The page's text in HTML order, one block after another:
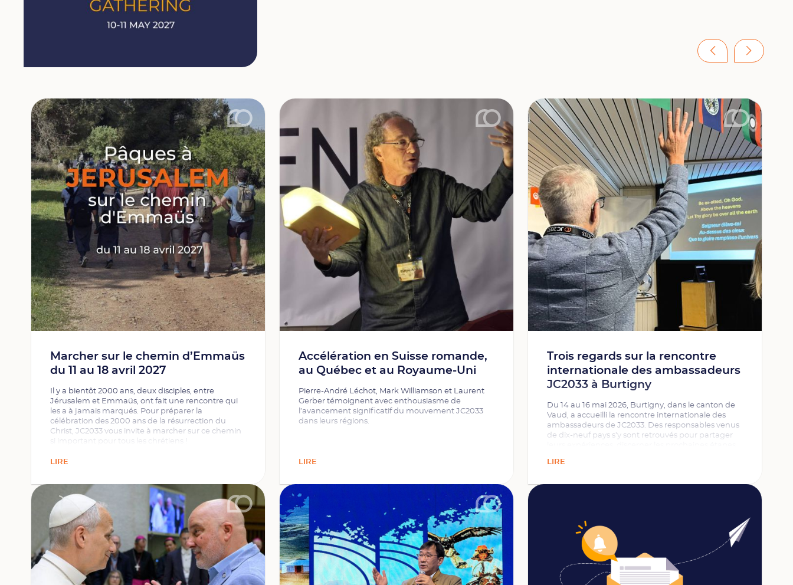
Marcher sur le chemin d’Emmaüs
du 11 au 18 avril 2027
Il y a bientôt 2000 ans, deux disciples, entre
Jérusalem et Emmaüs, ont fait une rencontre qui
les a à jamais marqués. Pour préparer la
célébration des 2000 ans de la résurrection du
Christ, JC2033 vous invite à marcher sur ce chemin
si important pour tous les chrétiens !
LIRE
Accélération en Suisse romande,
au Québec et au Royaume-Uni
Pierre-André Léchot, Mark Williamson et Laurent
Gerber témoignent avec enthousiasme de
l’avancement significatif du mouvement JC2033
dans leurs régions.
LIRE
Trois regards sur la rencontre
internationale des ambassadeurs
JC2033 à Burtigny
Du 14 au 16 mai 2026, Burtigny, dans le canton de
Vaud, a accueilli la rencontre internationale des
ambassadeurs de JC2033. Des responsables venus
de dix-neuf pays s'y sont retrouvés pour partager
constituent son ADN : l'unité, le témoignage et la
Fleury et Pierre-André Léchot mettent en lumière
LIRE